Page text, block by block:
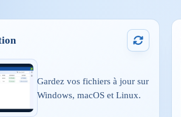
Gardez vos fichiers à jour sur
Windows, macOS et Linux.